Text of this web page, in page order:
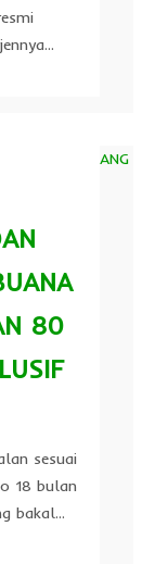
80
sesuai
18 bulan
bakal...